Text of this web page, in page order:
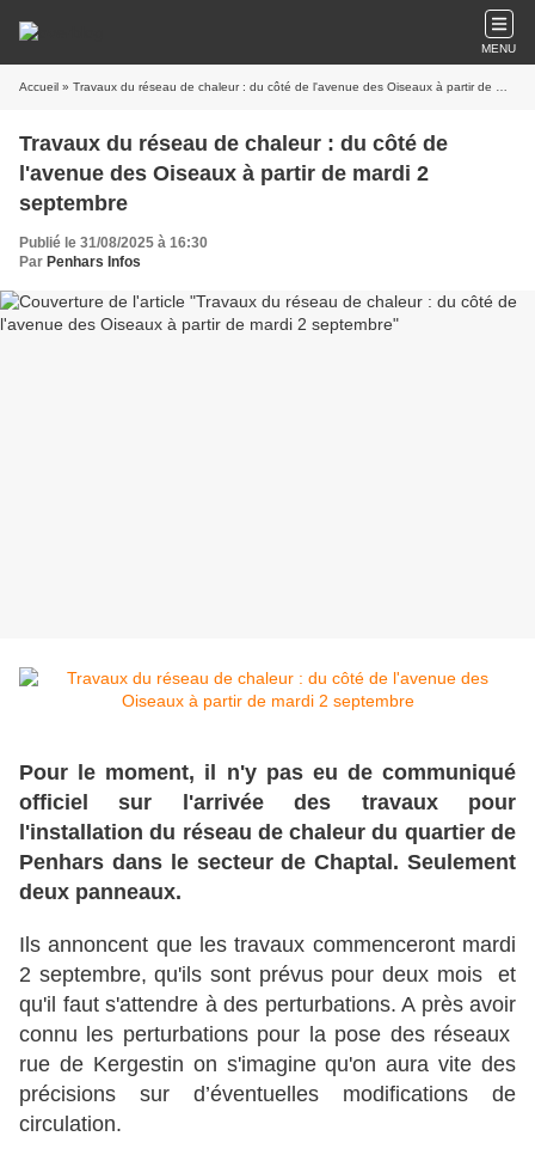
MENU
Accueil » Travaux du réseau de chaleur : du côté de l'avenue des Oiseaux à partir de mardi 2 septembre
Travaux du réseau de chaleur : du côté de
l'avenue des Oiseaux à partir de mardi 2
septembre
Publié le 31/08/2025 à 16:30
Par Penhars Infos
Pour le moment, il n'y pas eu de communiqué
officiel sur l'arrivée des travaux pour
l'installation du réseau de chaleur du quartier de
Penhars dans le secteur de Chaptal. Seulement
deux panneaux.
Ils annoncent que les travaux commenceront mardi
2 septembre, qu'ils sont prévus pour deux mois et
qu'il faut s'attendre à des perturbations. A près avoir
connu les perturbations pour la pose des réseaux
rue de Kergestin on s'imagine qu'on aura vite des
précisions sur d’éventuelles modifications de
circulation.